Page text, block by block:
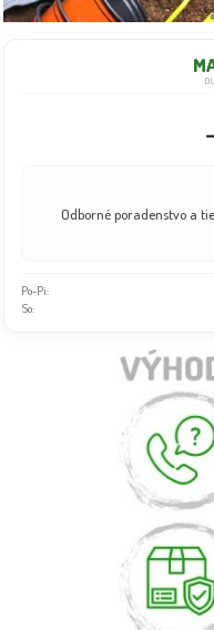
Odborné poradenstvo a
Po-Pi:
So: